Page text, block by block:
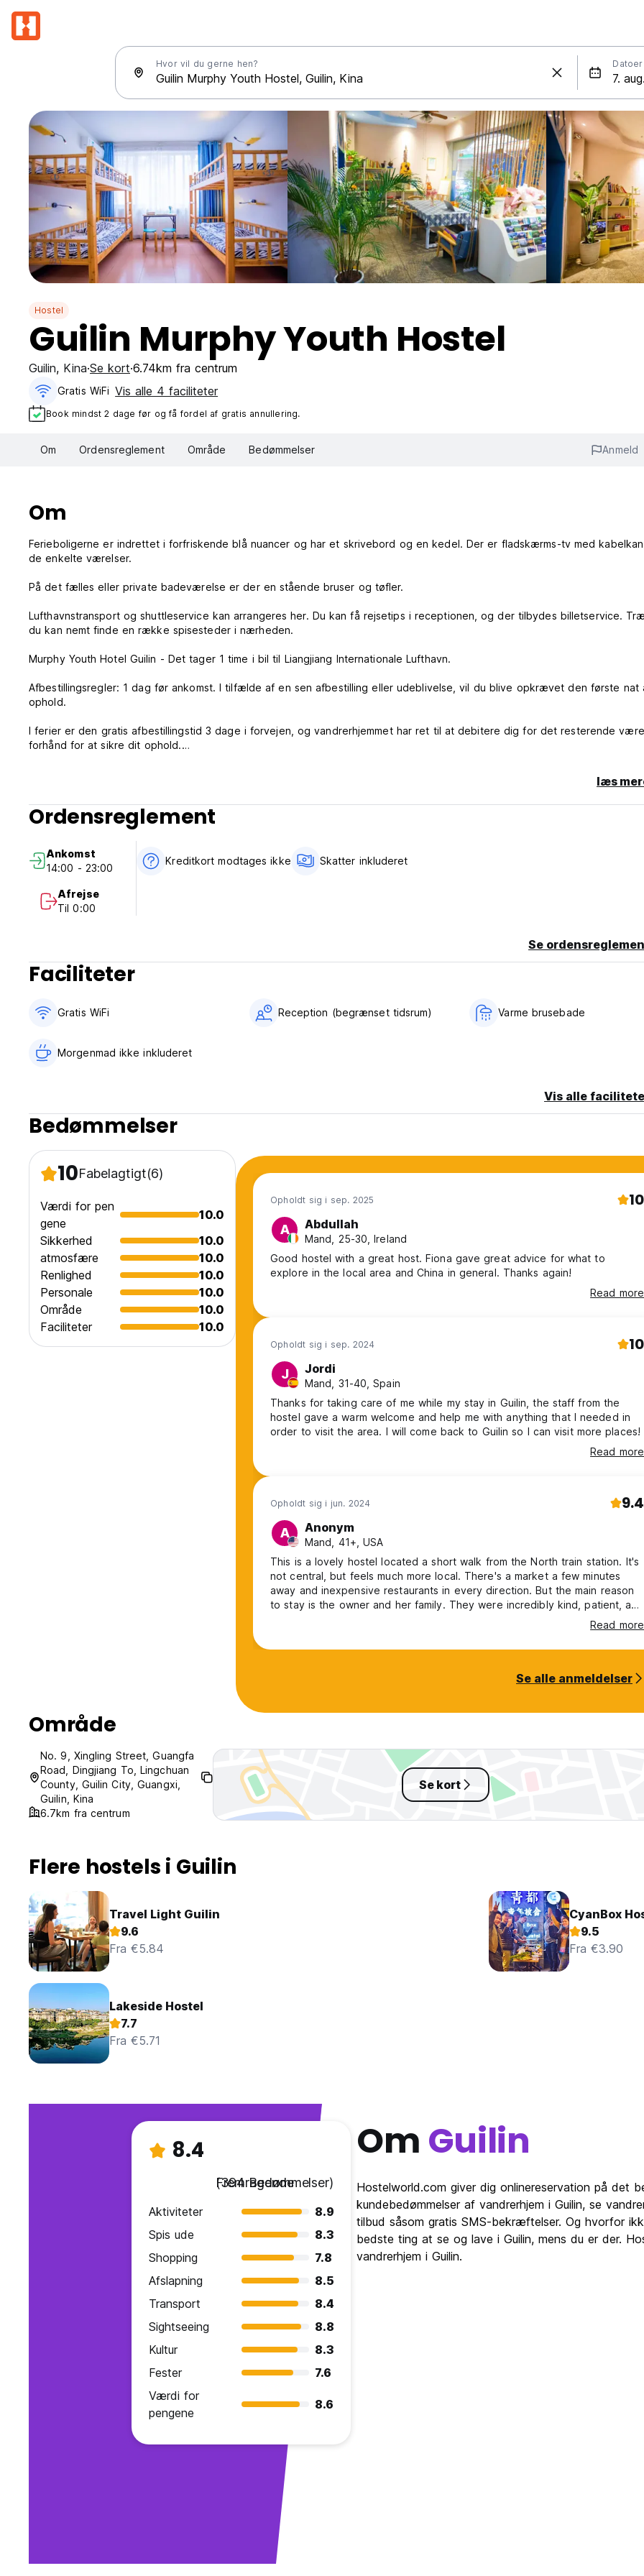
Hvor vil du gerne hen? Datoer
Hostel
Guilin Murphy Youth Hostel
Guilin, Kina Se kort 6.74km fra centrum
Gratis WiFi Vis alle 4 faciliteter
Book mindst 2 dage før og få fordel af gratis annullering.
Om Ordensreglement Område Bedømmelser Anmeld
Om
Ferieboligerne er indrettet i forfriskende blå nuancer og har et skrivebord og en kedel. Der er fladskærms-tv med
de enkelte værelser.
På det fælles eller private badeværelse er der en stående bruser og tøfler.
Lufthavnstransport og shuttleservice kan arrangeres her. Du kan få rejsetips i receptionen, og der tilbydes billetservice.
du kan nemt finde en række spisesteder i nærheden.
Murphy Youth Hotel Guilin - Det tager 1 time i bil til Liangjiang Internationale Lufthavn.
Afbestillingsregler: 1 dag før ankomst. I tilfælde af en sen afbestilling eller udeblivelse, vil du blive opkrævet den første nat
ophold.
I ferier er den gratis afbestillingstid 3 dage i forvejen, og vandrerhjemmet har ret til at debitere dig for det resterende
forhånd for at sikre dit ophold.
Skatter inkluderet.
Morgenmad ikke inkluderet - 28 CNY per person per dag.
Intet udgangsforbud.
(Auto-translated from original language)
læs
Ordensreglement
Ankomst
14:00 - 23:00
Afrejse
Til 0:00
Kreditkort modtages ikke Skatter inkluderet
Se
Faciliteter
Gratis WiFi Reception (begrænset tidsrum) Varme brusebade
Morgenmad ikke inkluderet
Vis alle
Bedømmelser
10Fabelagtigt(6)
Værdi for pen
gene
10.0
Sikkerhed
10.0
atmosfære
10.0
Renlighed
10.0
Personale
10.0
Område
10.0
Faciliteter
10.0
Opholdt sig i sep. 2025 10
A Abdullah
Mand, 25-30, Ireland
Good hostel with a great host. Fiona gave great advice for what to
explore in the local area and China in general. Thanks again!
Read more
Opholdt sig i sep. 2024 10
J Jordi
Mand, 31-40, Spain
Thanks for taking care of me while my stay in Guilin, the staff from the
hostel gave a warm welcome and help me with anything that I needed in
order to visit the area. I will come back to Guilin so I can visit more places!
Read more
Opholdt sig i jun. 2024 9.4
A Anonym
Mand, 41+, USA
This is a lovely hostel located a short walk from the North train station. It's
not central, but feels much more local. There's a market a few minutes
away and inexpensive restaurants in every direction. But the main reason
to stay is the owner and her family. They were incredibly kind, patient, and
generous to me. I felt like part of their family. I would definitely stay there
Read more
Se alle anmeldelser
Område
No. 9, Xingling Street, Guangfa
Road, Dingjiang To, Lingchuan
County, Guilin City, Guangxi,
Guilin, Kina
6.7km fra centrum
Se kort
Flere hostels i Guilin
Travel Light Guilin
9.6
Fra €5.84
CyanBox
9.5
Fra €3.90
Lakeside Hostel
7.7
Fra €5.71
8.4
Fremragende
(394 Bedømmelser)
Aktiviteter
8.9
Spis ude
8.3
Shopping
7.8
Afslapning
8.5
Transport
8.4
Sightseeing
8.8
Kultur
8.3
Fester
7.6
Værdi for
pengene
8.6
Om Guilin
Hostelworld.com giver dig onlinereservation på det
kundebedømmelser af vandrerhjem i Guilin, se
tilbud såsom gratis SMS-bekræftelser. Og hvorfor
bedste ting at se og lave i Guilin, mens du er der.
vandrerhjem i Guilin.